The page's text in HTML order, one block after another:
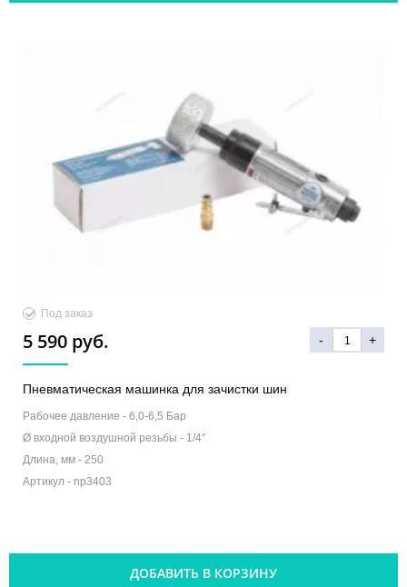
Под заказ
5 590 руб. - +
Пневматическая машинка для зачистки шин
Рабочее давление - 6,0-6,5 Бар
Ø входной воздушной резьбы - 1/4"
Длина, мм - 250
Артикул - np3403
ДОБАВИТЬ В КОРЗИНУ